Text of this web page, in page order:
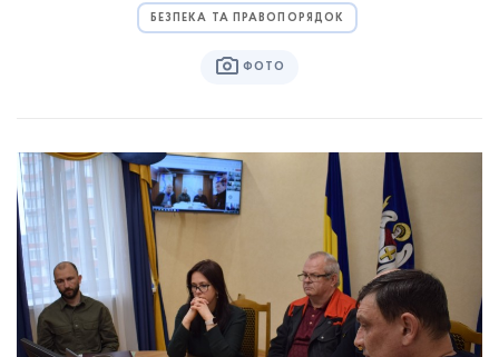
БЕЗПЕКА ТА ПРАВОПОРЯДОК
ФОТО